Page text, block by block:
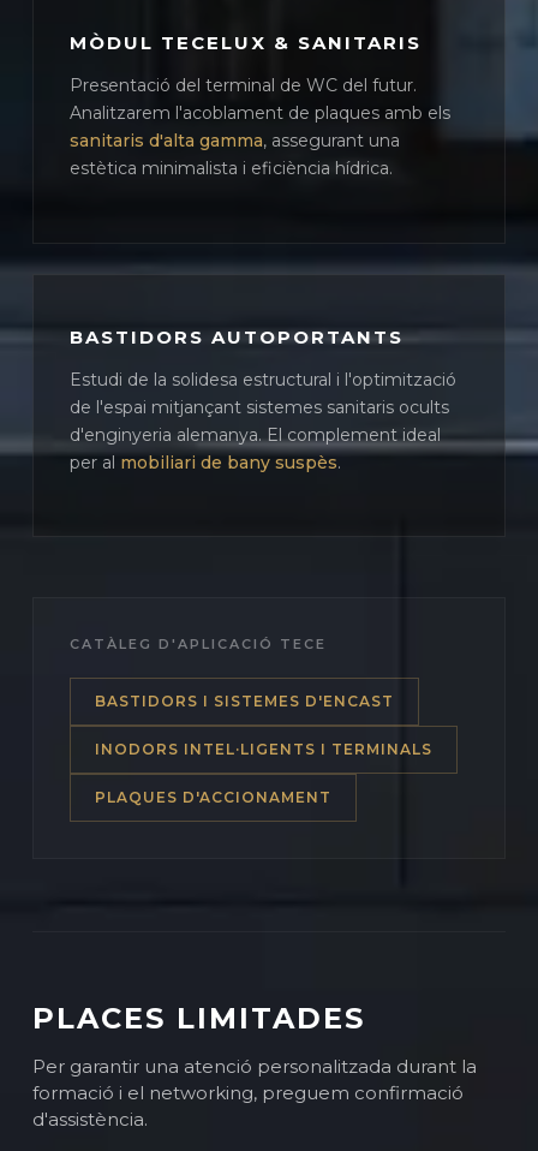
MÒDUL TECELUX & SANITARIS
Presentació del terminal de WC del futur.
Analitzarem l'acoblament de plaques amb els
sanitaris d'alta gamma, assegurant una
estètica minimalista i eficiència hídrica.
BASTIDORS AUTOPORTANTS
Estudi de la solidesa estructural i l'optimització
de l'espai mitjançant sistemes sanitaris ocults
d'enginyeria alemanya. El complement ideal
per al mobiliari de bany suspès.
CATÀLEG D'APLICACIÓ TECE
BASTIDORS I SISTEMES D'ENCAST
INODORS INTEL·LIGENTS I TERMINALS
PLAQUES D'ACCIONAMENT
PLACES LIMITADES
Per garantir una atenció personalitzada durant la
formació i el networking, preguem confirmació
d'assistència.